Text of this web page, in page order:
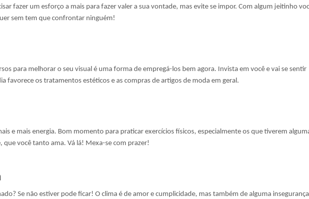
fazer um esforço a mais para fazer valer a sua vontade, mas evite se impor. Com algum jeitinho
sem tem que confrontar ninguém!
para melhorar o seu visual é uma forma de empregá-los bem agora. Invista em você e vai se sentir
favorece os tratamentos estéticos e as compras de artigos de moda em geral.
e mais energia. Bom momento para praticar exercícios físicos, especialmente os que tiverem
que você tanto ama. Vá lá! Mexa-se com prazer!
Se não estiver pode ficar! O clima é de amor e cumplicidade, mas também de alguma